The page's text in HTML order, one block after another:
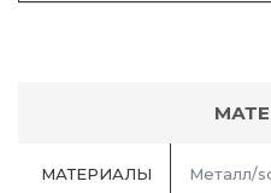
МАТЕРИАЛЫ Металл/